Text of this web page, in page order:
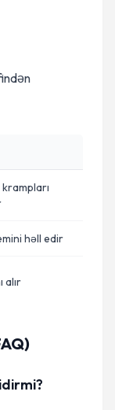
krampları
həll edir
alır